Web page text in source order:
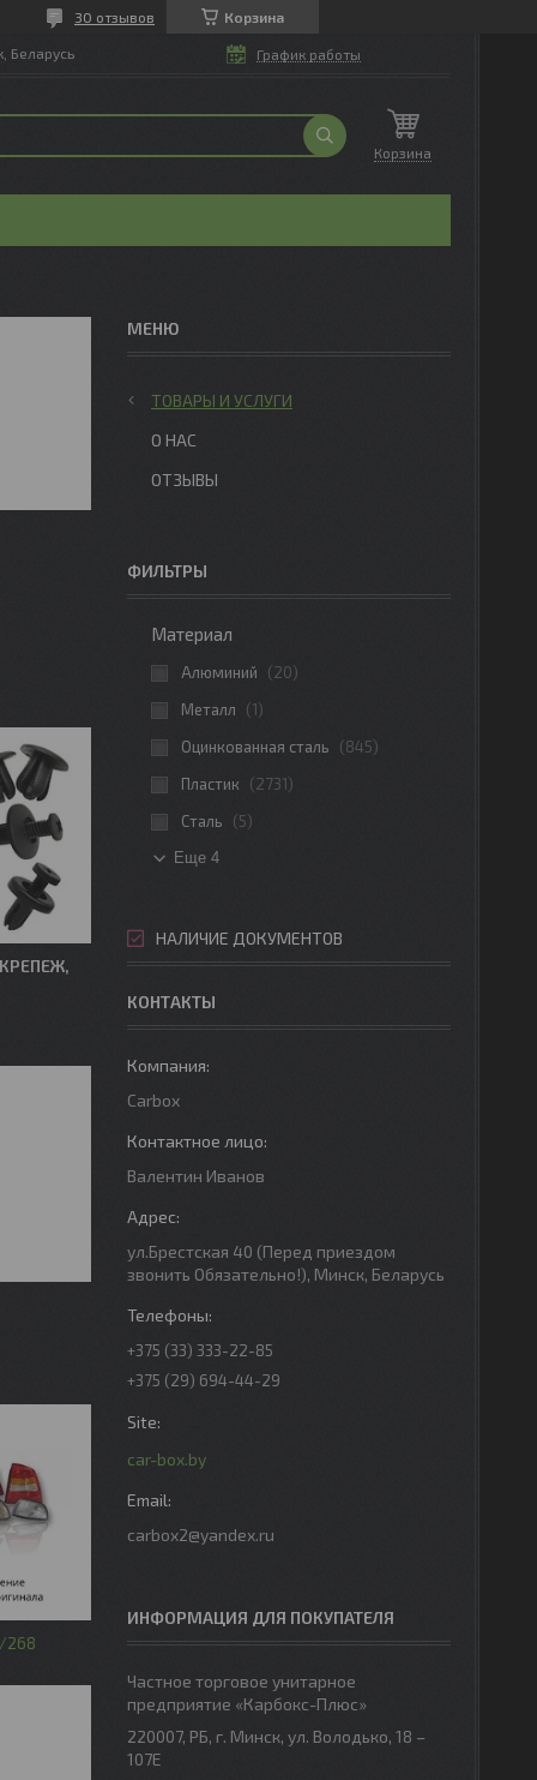
Корзина
30 отзывов
Беларусь График работы
Корзина
268
ТОВАРЫ И УСЛУГИ
О НАС
ОТЗЫВЫ
ФИЛЬТРЫ
Материал
Алюминий
20
Металл
1
Оцинкованная сталь
845
Пластик
2731
Сталь
5
Еще 4
НАЛИЧИЕ ДОКУМЕНТОВ
КОНТАКТЫ
Carbox
Валентин Иванов
ул.Брестская 40 (Перед приездом
звонить Обязательно!), Минск, Беларусь
+375 (33) 333-22-85
+375 (29) 694-44-29
car-box.by
carbox2@yandex.ru
ИНФОРМАЦИЯ ДЛЯ ПОКУПАТЕЛЯ
Частное торговое унитарное
предприятие «Карбокс-Плюс»
220007, РБ, г. Минск, ул. Володько, 18 –
107Е